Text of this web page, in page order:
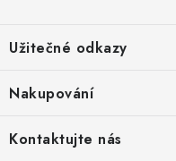
p
a
Užitečné odkazy
Obchodní podmínky
Provizní systém
Nakupování
Časté otázky
Kontaktujte nás